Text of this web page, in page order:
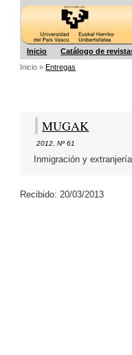
Inicio Catálogo de
Inicio »Entregas
MUGAK
2012 ,Nº 61
Inmigración y
Recibido: 20/03/2013